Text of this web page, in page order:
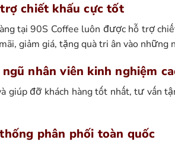
chiết khấu cực tốt
tại 90S Coffee luôn được hỗ trợ
giảm giá, tặng quà tri ân vào những
nhân viên kinh nghiệm
giúp đỡ khách hàng tốt nhất, tư vấn
phân phối toàn quốc